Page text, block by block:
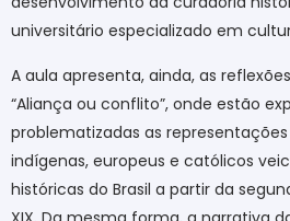
universitário especializado em
A aula apresenta, ainda, as
“Aliança ou conflito”, onde estão
problematizadas as
indígenas, europeus e católicos
históricas do Brasil a partir da